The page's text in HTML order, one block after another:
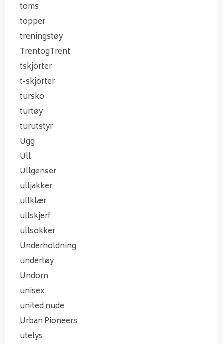
toms
topper
treningstøy
TrentogTrent
tskjorter
t-skjorter
tursko
turtøy
turutstyr
Ugg
Ull
Ullgenser
ulljakker
ullklær
ullskjerf
ullsokker
Underholdning
undertøy
Undorn
unisex
united nude
Urban Pioneers
utelys